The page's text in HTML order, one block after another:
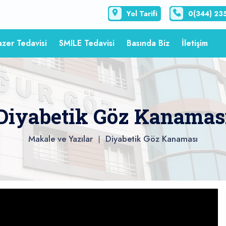
Yol Tarifi 0(344)
Tedavisi SMILE Tedavisi Basında Biz İletişim
Göz
Makale ve Yazılar Diyabetik Göz Kanaması